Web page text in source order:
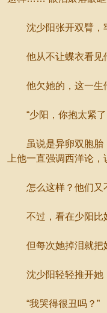
沈少阳张开双臂，
他从不让蝶衣看见他
他欠她的，这一生他
“少阳，你抱太紧了
虽说是异卵双胞胎，
上他一直强调西洋论
怎么这样？他们又
不过，看在少阳比她
但每次她掉泪就把她
沈少阳轻轻推开她，
“我哭得很丑吗？”